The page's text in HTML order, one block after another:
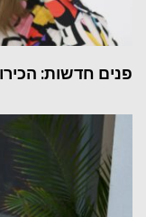
פנים חדשות: